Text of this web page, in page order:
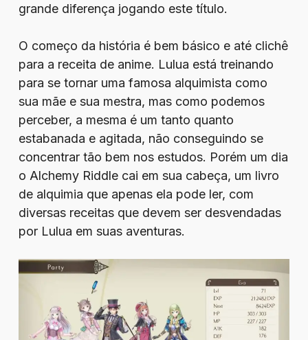
grande diferença jogando este título.
O começo da história é bem básico e até clichê
para a receita de anime. Lulua está treinando
para se tornar uma famosa alquimista como
sua mãe e sua mestra, mas como podemos
perceber, a mesma é um tanto quanto
estabanada e agitada, não conseguindo se
concentrar tão bem nos estudos. Porém um dia
o Alchemy Riddle cai em sua cabeça, um livro
de alquimia que apenas ela pode ler, com
diversas receitas que devem ser desvendadas
por Lulua em suas aventuras.